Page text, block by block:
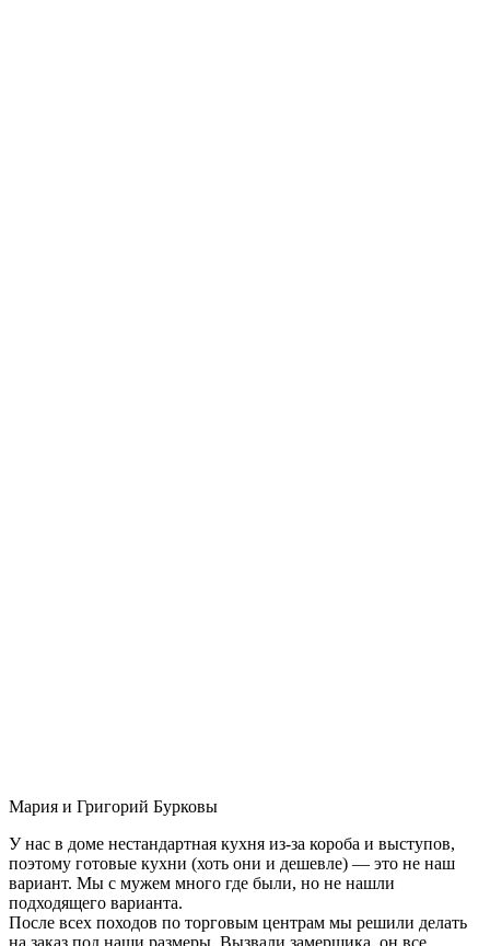
Мария и Григорий Бурковы
У нас в доме нестандартная кухня из-за короба и выступов,
поэтому готовые кухни (хоть они и дешевле) — это не наш
вариант. Мы с мужем много где были, но не нашли
подходящего варианта.
После всех походов по торговым центрам мы решили делать
на заказ под наши размеры. Вызвали замерщика, он все